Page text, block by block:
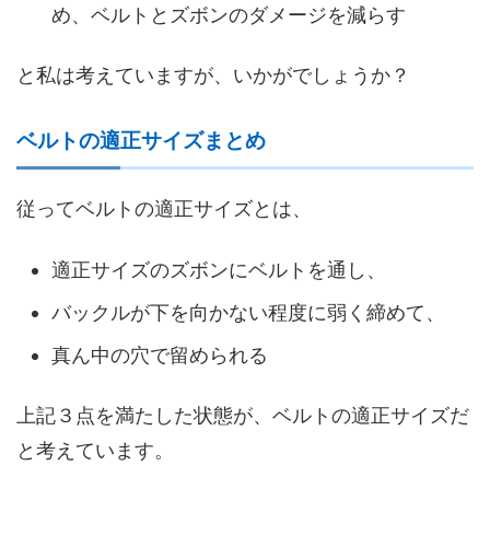
め、ベルトとズボンのダメージを減らす
と私は考えていますが、いかがでしょうか？
ベルトの適正サイズまとめ
従ってベルトの適正サイズとは、
適正サイズのズボンにベルトを通し、
バックルが下を向かない程度に弱く締めて、
真ん中の穴で留められる
上記３点を満たした状態が、ベルトの適正サイズだ
と考えています。